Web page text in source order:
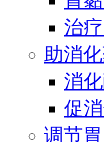
治
助消
消
促
调节